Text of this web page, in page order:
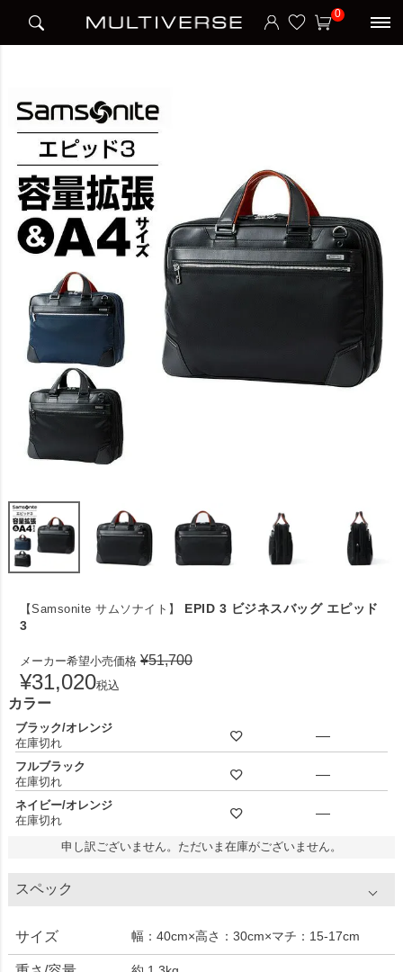
0
【Samsonite サムソナイト】
EPID 3 ビジネスバッグ エピッド
3
メーカー希望小売価格 ¥51,700
¥31,020税込
カラー
ブラック/オレンジ
在庫切れ
—
フルブラック
在庫切れ
—
ネイビー/オレンジ
在庫切れ
—
申し訳ございません。ただいま在庫がございません。
スペック
サイズ 幅：40cm×高さ：30cm×マチ：15-17cm